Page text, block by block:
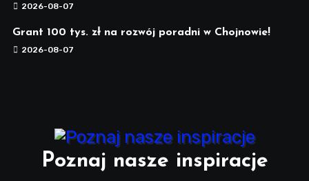
2026-08-07
Grant 100 tys. zł na rozwój poradni w Chojnowie!
2026-08-07
Poznaj nasze inspiracje